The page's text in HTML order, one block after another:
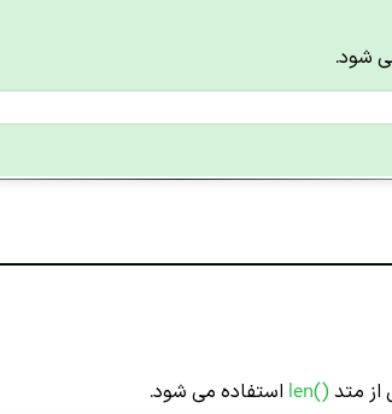
از متد()len استفاده می شود.